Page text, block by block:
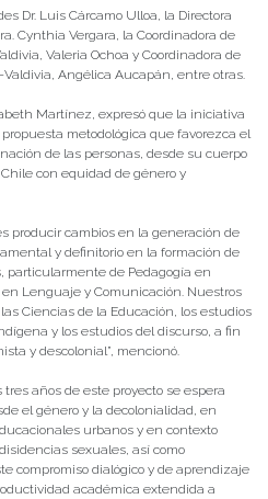
Dr. Luis Cárcamo Ulloa, la Directora
Cynthia Vergara, la Coordinadora de
Valeria Ochoa y Coordinadora de
Angélica Aucapán, entre otras.
Martínez, expresó que la iniciativa
metodológica que favorezca el
de las personas, desde su cuerpo
con equidad de género y
producir cambios en la generación de
y definitorio en la formación de
particularmente de Pedagogía en
Lenguaje y Comunicación. Nuestros
Ciencias de la Educación, los estudios
y los estudios del discurso, a fin
y descolonial”, mencionó.
años de este proyecto se espera
el género y la decolonialidad, en
urbanos y en contexto
sexuales, así como
compromiso dialógico y de aprendizaje
académica extendida a